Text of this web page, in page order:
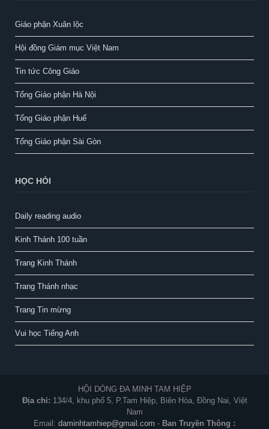
Giáo phận Xuân lộc
Hội đồng Giám mục Việt Nam
Tin tức Công Giáo
Tổng Giáo phận Hà Nội
Tổng Giáo phận Huế
Tổng Giáo phận Sài Gòn
HỌC HỎI
Daily reading audio
Kinh Thánh 100 tuần
Trang Kinh Thánh
Trang Thánh nhạc
Trang Tin mừng
Vui học Tiếng Anh
HỘI DÒNG ĐA MINH TAM HIỆP
Địa chỉ: 134/4, khu phố 5, P.Tam Hiệp, Biên Hòa, Đồng Nai, Việt
Nam
Email: daminhtamhiep@gmail.com - Ban Truyền Thông :